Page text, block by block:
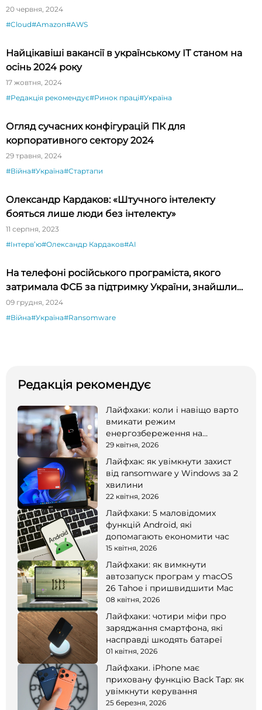
20 червня, 2024
#Cloud#Amazon#AWS
Найцікавіші вакансії в українському ІТ станом на
осінь 2024 року
17 жовтня, 2024
#Редакція рекомендує#Ринок праці#Україна
Огляд сучасних конфігурацій ПК для
корпоративного сектору 2024
29 травня, 2024
#Війна#Україна#Стартапи
Олександр Кардаков: «Штучного інтелекту
бояться лише люди без інтелекту»
11 серпня, 2023
#Інтервʼю#Олександр Кардаков#AI
На телефоні російського програміста, якого
затримала ФСБ за підтримку України, знайшли
нову шпигунську програму для Android
09 грудня, 2024
#Війна#Україна#Ransomware
Редакція рекомендує
Лайфхаки: коли і навіщо варто
вмикати режим
енергозбереження на
смартфоні
29 квітня, 2026
Лайфхак: як увімкнути захист
від ransomware у Windows за 2
хвилини
22 квітня, 2026
Лайфхаки: 5 маловідомих
функцій Android, які
допомагають економити час
15 квітня, 2026
Лайфхаки: як вимкнути
автозапуск програм у macOS
26 Tahoe і пришвидшити Mac
08 квітня, 2026
Лайфхаки: чотири міфи про
заряджання смартфона, які
насправді шкодять батареї
01 квітня, 2026
Лайфхаки. iPhone має
приховану функцію Back Tap: як
увімкнути керування
25 березня, 2026